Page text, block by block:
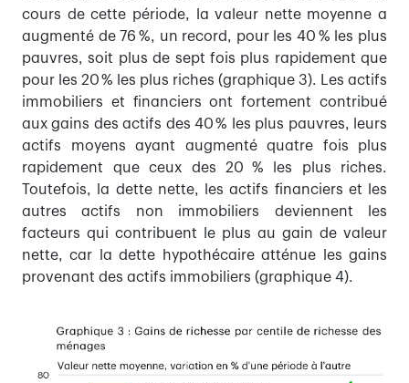
cours de cette période, la valeur nette moyenne a
augmenté de 76 %, un record, pour les 40 % les plus
pauvres, soit plus de sept fois plus rapidement que
pour les 20 % les plus riches (graphique 3). Les actifs
immobiliers et financiers ont fortement contribué
aux gains des actifs des 40 % les plus pauvres, leurs
actifs moyens ayant augmenté quatre fois plus
rapidement que ceux des 20 % les plus riches.
Toutefois, la dette nette, les actifs financiers et les
autres actifs non immobiliers deviennent les
facteurs qui contribuent le plus au gain de valeur
nette, car la dette hypothécaire atténue les gains
provenant des actifs immobiliers (graphique 4).